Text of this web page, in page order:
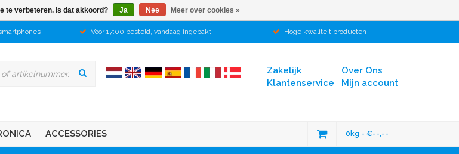
Voor 17:00 besteld, vandaag ingepakt Hoge kwaliteit producten
Over Ons
Mijn account
Zakelijk
Klantenservice
ACCESSORIES 0kg - €--,--
te verbeteren. Is dat akkoord? Ja Nee Meer over cookies »